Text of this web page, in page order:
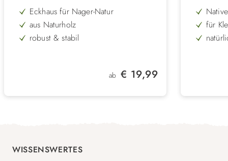
Eckhaus für Nager-Natur
aus Naturholz
robust & stabil
in Größen: 25 x 25 x 7 cm oder 31 x
Regulärer Preis:
ab € 19,99
für
WISSENSWERTES